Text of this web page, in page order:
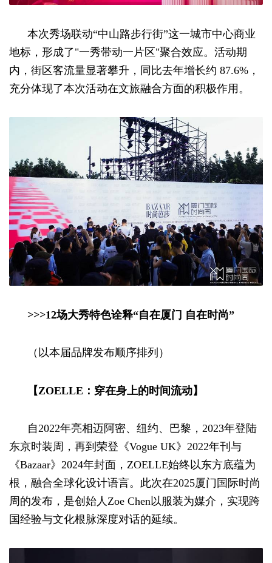
本次秀场联动“中山路步行街”这一城市中心商业
地标，形成了"一秀带动一片区"聚合效应。活动期
内，街区客流量显著攀升，同比去年增长约 87.6%，
充分体现了本次活动在文旅融合方面的积极作用。
>>>12场大秀特色诠释“自在厦门 自在时尚”
（以本届品牌发布顺序排列）
【ZOELLE：穿在身上的时间流动】
自2022年亮相迈阿密、纽约、巴黎，2023年登陆
东京时装周，再到荣登《Vogue UK》2022年刊与
《Bazaar》2024年封面，ZOELLE始终以东方底蕴为
根，融合全球化设计语言。此次在2025厦门国际时尚
周的发布，是创始人Zoe Chen以服装为媒介，实现跨
国经验与文化根脉深度对话的延续。